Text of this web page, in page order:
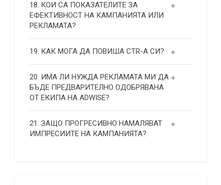
18. КОИ СА ПОКАЗАТЕЛИТЕ ЗА
ЕФЕКТИВНОСТ НА КАМПАНИЯТА ИЛИ
РЕКЛАМАТА?
19. КАК МОГА ДА ПОВИША СТR-А СИ?
20. ИМА ЛИ НУЖДА РЕКЛАМАТА МИ ДА
БЪДЕ ПРЕДВАРИТЕЛНО ОДОБРЯВАНА
ОТ ЕКИПА НА ADWISE?
21. ЗАЩО ПРОГРЕСИВНО НАМАЛЯВАТ
ИМПРЕСИИТЕ НА КАМПАНИЯТА?